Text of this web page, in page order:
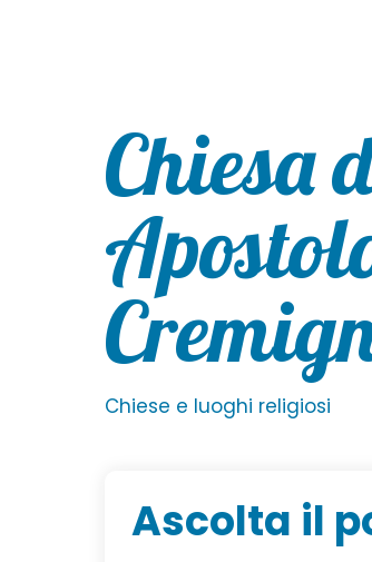
Chiesa
Chiese e luoghi religiosi
Ascolta il